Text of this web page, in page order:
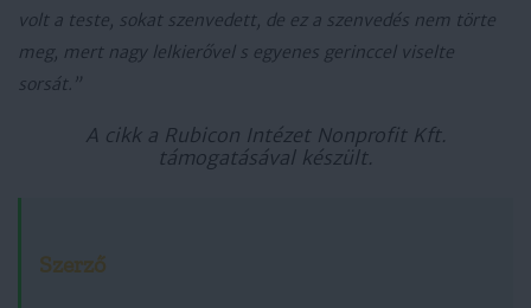
volt a teste, sokat szenvedett, de ez a szenvedés nem törte
meg, mert nagy lelkierővel s egyenes gerinccel viselte
sorsát.”
A cikk a Rubicon Intézet Nonprofit Kft.
támogatásával készült.
Szerző